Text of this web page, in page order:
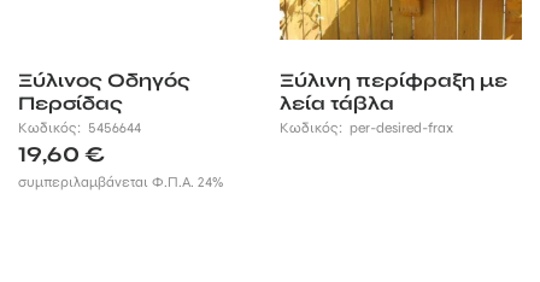
Ξύλινος Οδηγός
Περσίδας
2,1×4,5×420εκ.
Κωδικός: 5456644
19,60 €
συμπεριλαμβάνεται Φ.Π.Α. 24%
Ξύλινη περίφραξη με
λεία τάβλα
Κωδικός:per-desired-frax